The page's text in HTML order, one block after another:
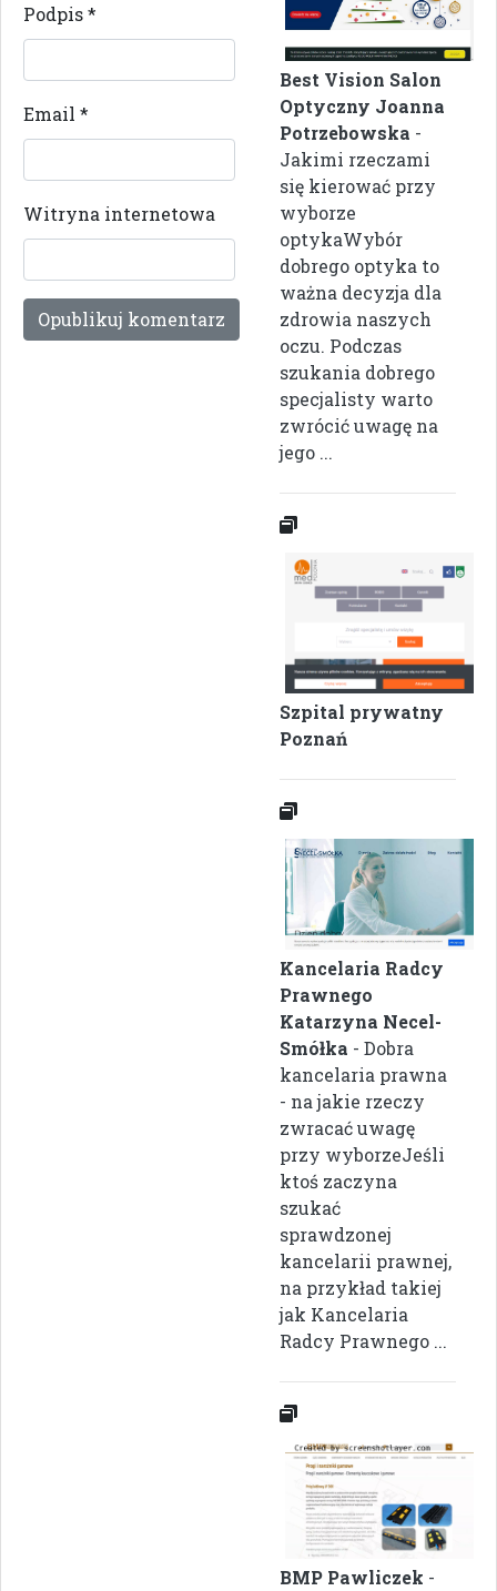
Podpis*
Email *
Witryna internetowa
Best Vision Salon
Optyczny Joanna
Potrzebowska -
Jakimi rzeczami
się kierować przy
wyborze
optykaWybór
dobrego optyka to
ważna decyzja dla
zdrowia naszych
oczu. Podczas
szukania dobrego
specjalisty warto
zwrócić uwagę na
jego ...
Szpital prywatny
Poznań
Kancelaria Radcy
Prawnego
Katarzyna Necel-
Smółka - Dobra
kancelaria prawna
- na jakie rzeczy
zwracać uwagę
przy wyborzeJeśli
ktoś zaczyna
szukać
sprawdzonej
kancelarii prawnej,
na przykład takiej
jak Kancelaria
Radcy Prawnego ...
BMP Pawliczek -